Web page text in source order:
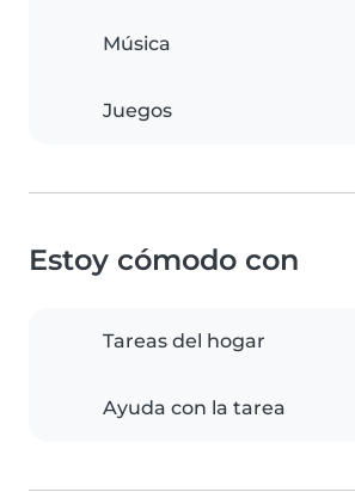
Música
Juegos
Estoy cómodo con
Tareas del hogar
Ayuda con la tarea